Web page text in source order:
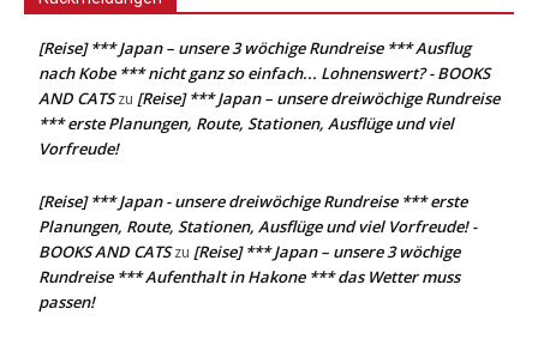
[Reise] *** Japan – unsere 3 wöchige Rundreise *** Ausflug
nach Kobe *** nicht ganz so einfach... Lohnenswert? - BOOKS
AND CATSzu [Reise] *** Japan – unsere dreiwöchige Rundreise
*** erste Planungen, Route, Stationen, Ausflüge und viel
Vorfreude!
[Reise] *** Japan - unsere dreiwöchige Rundreise *** erste
Planungen, Route, Stationen, Ausflüge und viel Vorfreude! -
BOOKS AND CATSzu [Reise] *** Japan – unsere 3 wöchige
Rundreise *** Aufenthalt in Hakone *** das Wetter muss
passen!